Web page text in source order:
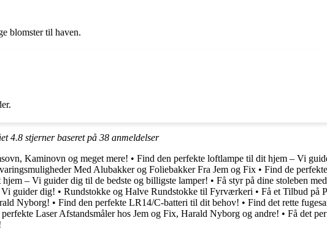
blomster til haven.
4.8 stjerner baseret på 38 anmeldelser
Kaminovn og meget mere! • Find den perfekte loftlampe til dit hjem – Vi
Med Alubakker og Foliebakker Fra Jem og Fix • Find de
– Vi guider dig til de bedste og billigste lamper! • Få styr på dine stoleben
guider dig! • Rundstokke og Halve Rundstokke til Fyrværkeri • Få et Tilbud på
Nyborg! • Find den perfekte LR14/C-batteri til dit behov! • Find det rette
Laser Afstandsmåler hos Jem og Fix, Harald Nyborg og andre! • Få det